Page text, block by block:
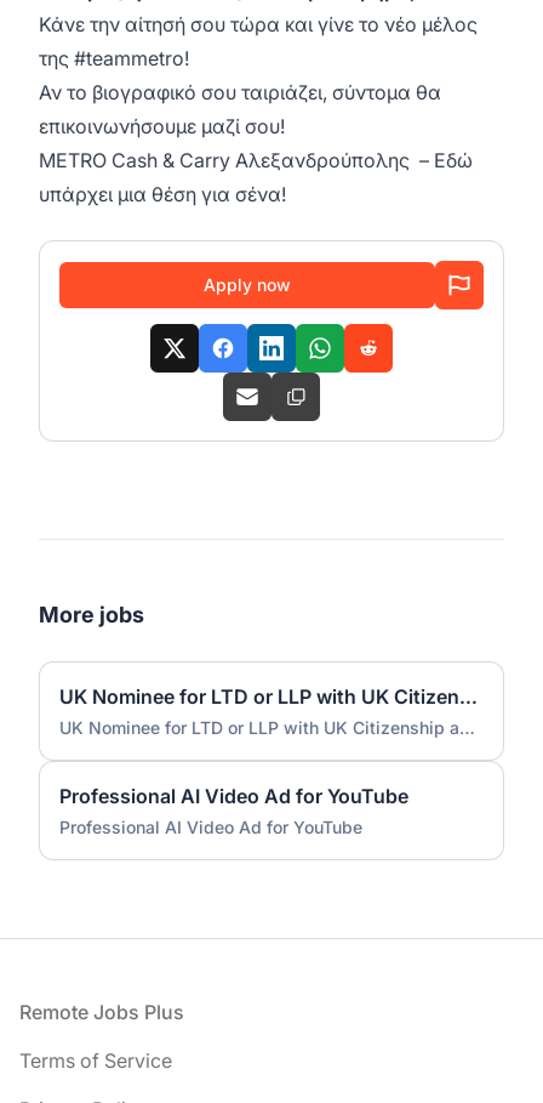
Κάνε την αίτησή σου τώρα και γίνε το νέο μέλος
της #teammetro!
Αν το βιογραφικό σου ταιριάζει, σύντομα θα
επικοινωνήσουμε μαζί σου!
METRO Cash & Carry Αλεξανδρούπολης – Εδώ
υπάρχει μια θέση για σένα!
Apply now
More jobs
UK Nominee for LTD or LLP with UK Citizenship and UK Address
UK Nominee for LTD or LLP with UK Citizenship and UK Address
Professional AI Video Ad for YouTube
Professional AI Video Ad for YouTube
Footer
Remote Jobs Plus
Terms of Service